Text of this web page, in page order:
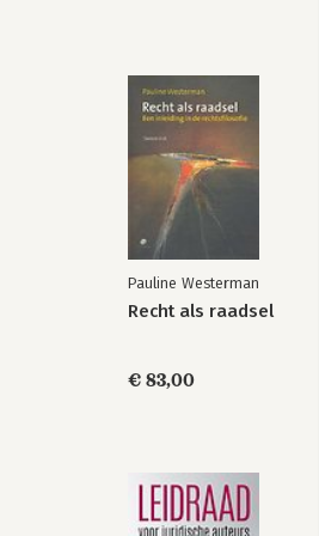
of confusion: Enka v Chubb and the
to the choice of law governing the
kier in het gesloten stelsel van
143
tot vernietiging: fictie &
Pauline Westerman
Recht als raadsel
€ 83,00